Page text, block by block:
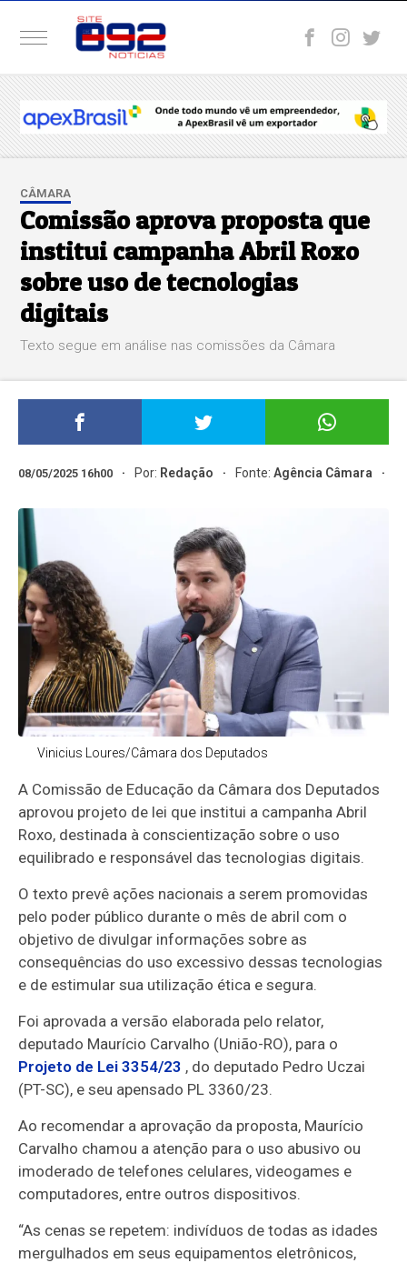
CÂMARA
Comissão aprova proposta que
institui campanha Abril Roxo
sobre uso de tecnologias
digitais
Texto segue em análise nas comissões da Câmara
08/05/2025 16h00 Por: Redação Fonte:Agência Câmara
Vinicius Loures/Câmara dos Deputados
A Comissão de Educação da Câmara dos Deputados
aprovou projeto de lei que institui a campanha Abril
Roxo, destinada à conscientização sobre o uso
equilibrado e responsável das tecnologias digitais.
O texto prevê ações nacionais a serem promovidas
pelo poder público durante o mês de abril com o
objetivo de divulgar informações sobre as
consequências do uso excessivo dessas tecnologias
e de estimular sua utilização ética e segura.
Foi aprovada a versão elaborada pelo relator,
deputado Maurício Carvalho (União-RO), para o
Projeto de Lei 3354/23 , do deputado Pedro Uczai
(PT-SC), e seu apensado PL 3360/23.
Ao recomendar a aprovação da proposta, Maurício
Carvalho chamou a atenção para o uso abusivo ou
imoderado de telefones celulares, videogames e
computadores, entre outros dispositivos.
“As cenas se repetem: indivíduos de todas as idades
mergulhados em seus equipamentos eletrônicos,